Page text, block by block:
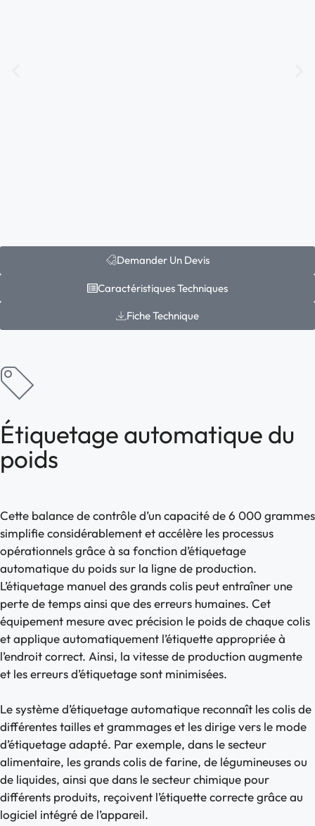
Demander Un Devis
Caractéristiques Techniques
Fiche Technique
Étiquetage automatique du
poids
Cette balance de contrôle d’un capacité de 6 000 grammes
simplifie considérablement et accélère les processus
opérationnels grâce à sa fonction d’étiquetage
automatique du poids sur la ligne de production.
L’étiquetage manuel des grands colis peut entraîner une
perte de temps ainsi que des erreurs humaines. Cet
équipement mesure avec précision le poids de chaque colis
et applique automatiquement l’étiquette appropriée à
l’endroit correct. Ainsi, la vitesse de production augmente
et les erreurs d’étiquetage sont minimisées.
Le système d’étiquetage automatique reconnaît les colis de
différentes tailles et grammages et les dirige vers le mode
d’étiquetage adapté. Par exemple, dans le secteur
alimentaire, les grands colis de farine, de légumineuses ou
de liquides, ainsi que dans le secteur chimique pour
différents produits, reçoivent l’étiquette correcte grâce au
logiciel intégré de l’appareil.